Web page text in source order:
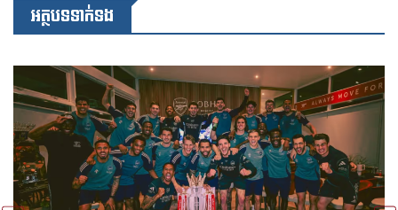
អត្ថបទទាក់ទង